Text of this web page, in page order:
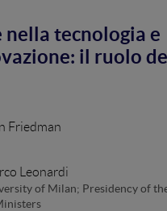
nella tecnologia e
il ruolo del
Friedman
Leonardi
of Milan; Presidency of